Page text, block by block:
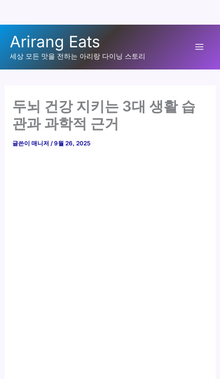
로
Arirang Eats
세상 모든 맛을 전하는 아리랑 다이닝 스토리
두뇌 건강 지키는 3대 생활 습
관과 과학적 근거
글쓴이매니저/9월 26, 2025